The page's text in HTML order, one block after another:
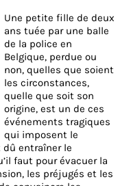
Une petite fille de deux
ans tuée par une balle
de la police en
Belgique, perdue ou
non, quelles que soient
les circonstances,
quelle que soit son
origine, est un de ces
événements tragiques
qui imposent le
entraîner le
faut pour évacuer la
les préjugés et les